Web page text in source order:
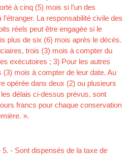
à cinq (5) mois si l’un des
La responsabilité civile des
réels peut être engagée si le
plus de six (6) mois après le décès.
trois (3) mois à compter du
exécutoires ; 3) Pour les autres
mois à compter de leur date. Au
opérée dans deux (2) ou plusieurs
délais ci-dessus prévus, sont
francs pour chaque conservation
».
- Sont dispensés de la taxe de